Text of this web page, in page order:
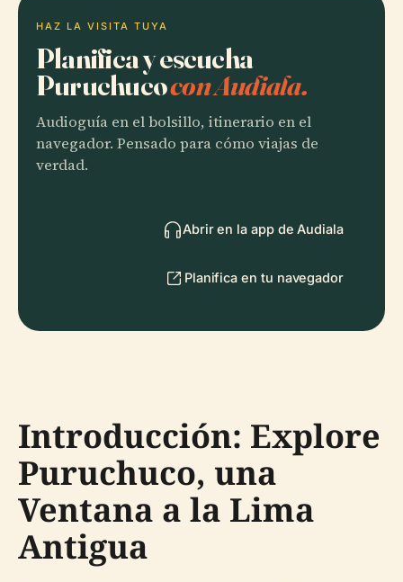
HAZ LA VISITA TUYA
Planifica y escucha
Puruchucocon Audiala.
Audioguía en el bolsillo, itinerario en el
navegador. Pensado para cómo viajas de
verdad.
Abrir en la app de Audiala
Planifica en tu navegador
Introducción: Explore
Puruchuco, una
Ventana a la Lima
Antigua